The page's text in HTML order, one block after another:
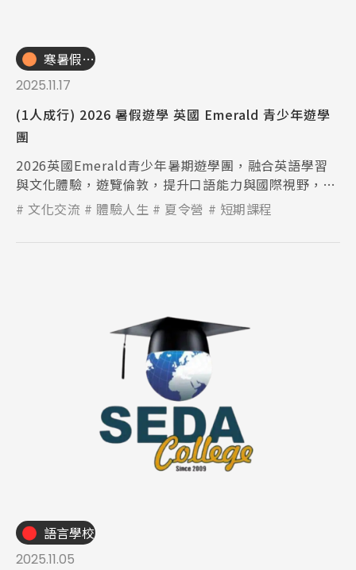
寒暑假遊學團
2025.11.17
(1人成行) 2026 暑假遊學 英國 Emerald 青少年遊學
團
2026英國Emerald青少年暑期遊學團，融合英語學習
與文化體驗，遊覽倫敦，提升口語能力與國際視野，打
造充實難忘的英國暑假。
文化交流 體驗人生 夏令營 短期課程
語言學校
2025.11.05